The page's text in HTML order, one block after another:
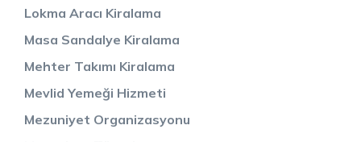
Lokma Aracı Kiralama
Masa Sandalye Kiralama
Mehter Takımı Kiralama
Mevlid Yemeği Hizmeti
Mezuniyet Organizasyonu